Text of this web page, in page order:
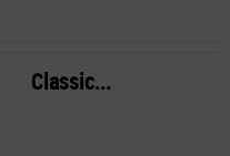
Classic...